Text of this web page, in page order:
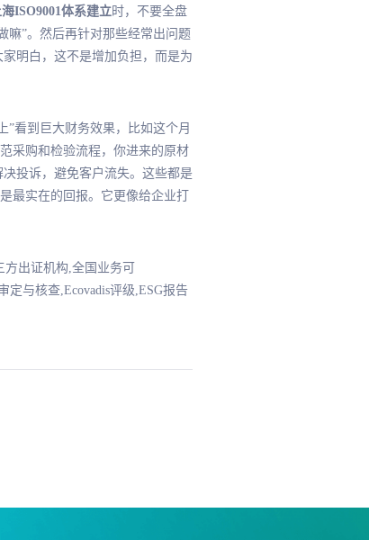
ISO9001体系建立时，不要全盘
嘛”。然后再针对那些经常出问题
明白，这不是增加负担，而是为
”看到巨大财务效果，比如这个月
采购和检验流程，你进来的原材
投诉，避免客户流失。这些都是
最实在的回报。它更像给企业打
出证机构,全国业务可
定与核查,Ecovadis评级,ESG报告